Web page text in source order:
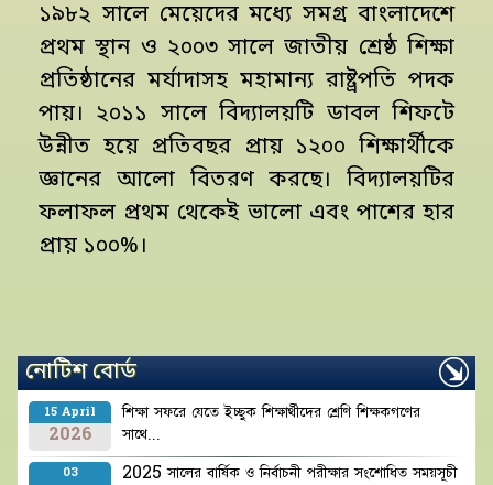
১৯৮২ সালে মেয়েদের মধ্যে সমগ্র বাংলাদেশে
প্রথম স্থান ও ২০০৩ সালে জাতীয় শ্রেষ্ঠ শিক্ষা
প্রতিষ্ঠানের মর্যাদাসহ মহামান্য রাষ্ট্রপতি পদক
পায়। ২০১১ সালে বিদ্যালয়টি ডাবল শিফটে
উন্নীত হয়ে প্রতিবছর প্রায় ১২০০ শিক্ষার্থীকে
জ্ঞানের আলো বিতরণ করছে। বিদ্যালয়টির
ফলাফল প্রথম থেকেই ভালো এবং পাশের হার
প্রায় ১০০%।
নোটিশ বোর্ড
15 April
2026
শিক্ষা সফরে যেতে ইচ্ছুক শিক্ষার্থীদের শ্রেণি শিক্ষকগণের
সাথে...
03
2025 সালের বার্ষিক ও নির্বাচনী পরীক্ষার সংশোধিত সময়সূচী